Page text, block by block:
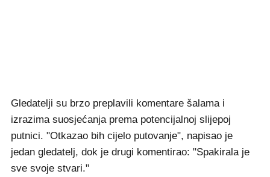
Gledatelji su brzo preplavili komentare šalama i
izrazima suosjećanja prema potencijalnoj slijepoj
putnici. "Otkazao bih cijelo putovanje", napisao je
jedan gledatelj, dok je drugi komentirao: "Spakirala je
sve svoje stvari."